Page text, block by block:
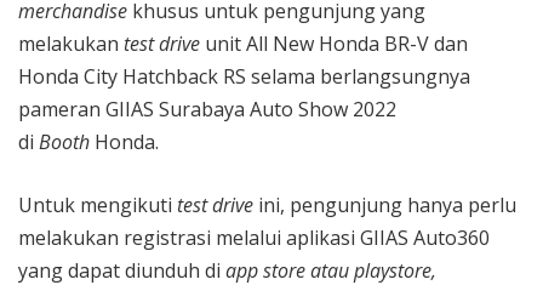
merchandise khusus untuk pengunjung yang
melakukan test drive unit All New Honda BR-V dan
Honda City Hatchback RS selama berlangsungnya
pameran GIIAS Surabaya Auto Show 2022
di Booth Honda.
Untuk mengikuti test drive ini, pengunjung hanya perlu
melakukan registrasi melalui aplikasi GIIAS Auto360
yang dapat diunduh di app store atau playstore,